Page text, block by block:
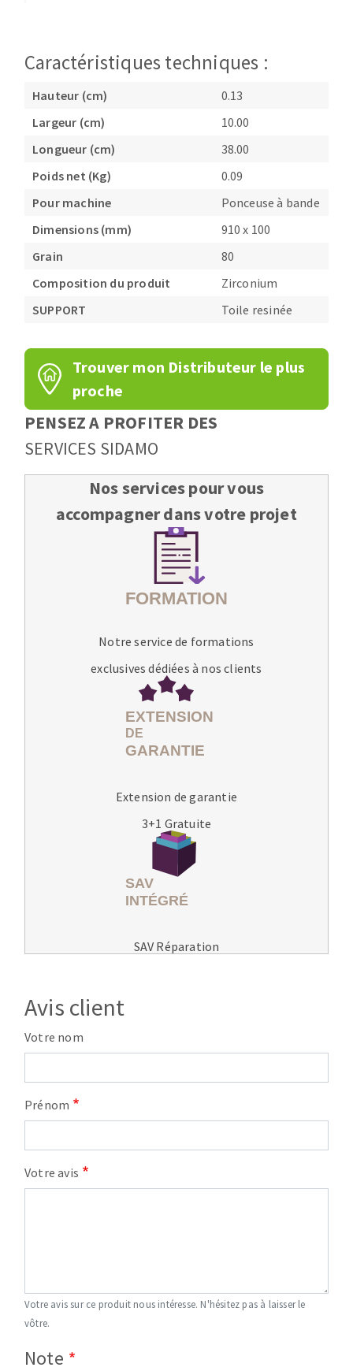
Caractéristiques techniques :
Hauteur (cm)
0.13
Largeur (cm)
10.00
Longueur (cm)
38.00
Poids net (Kg)
0.09
Pour machine
Ponceuse à bande
Dimensions (mm)
910 x 100
Grain
80
Composition du produit
Zirconium
SUPPORT
Toile resinée
Trouver mon Distributeur le plus
proche
PENSEZ A PROFITER DES
SERVICES SIDAMO
Nos services pour vous
accompagner dans votre projet
Notre service de formations
exclusives dédiées à nos clients
Extension de garantie
3+1 Gratuite
SAV Réparation
Avis client
Votre nom
Prénom
Votre avis
Votre avis sur ce produit nous intéresse. N'hésitez pas à laisser le
vôtre.
Note